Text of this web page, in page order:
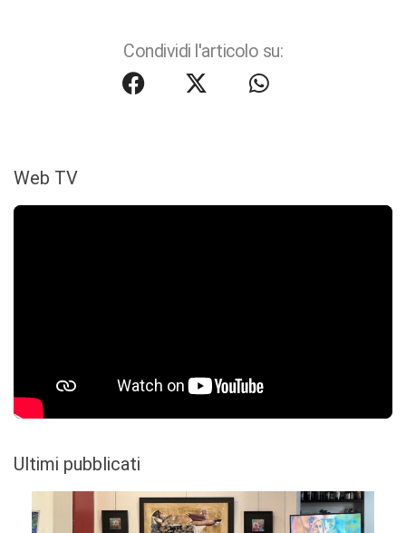
Condividi l'articolo su:
Web TV
Ultimi pubblicati